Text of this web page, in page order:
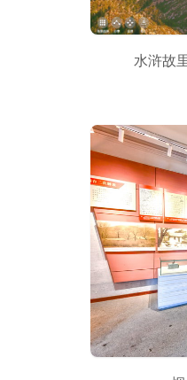
水浒故